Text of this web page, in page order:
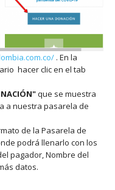
. En la
hacer clic en el tab
que se muestra
a nuestra pasarela de
de la Pasarela de
podrá llenarlo con los
pagador, Nombre del
datos.